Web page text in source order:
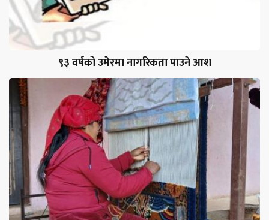
९३ वर्षको उमेरमा नागरिकता पाउने आश